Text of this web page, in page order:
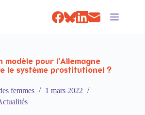
pour l’Allemagne
le système prostitutionel ?
femmes
1 mars 2022